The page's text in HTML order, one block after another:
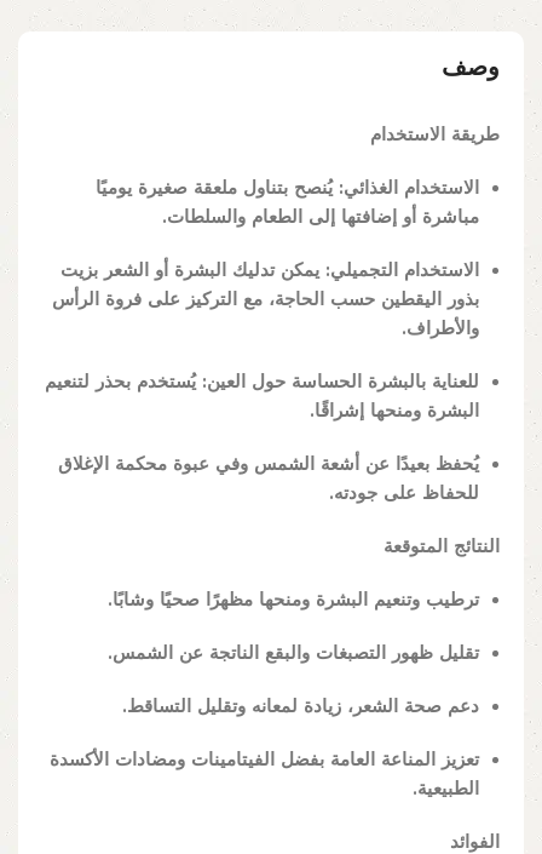
وصف
طريقة الاستخدام
الاستخدام الغذائي: يُنصح بتناول ملعقة صغيرة يوميًا
مباشرة أو إضافتها إلى الطعام والسلطات.
الاستخدام التجميلي: يمكن تدليك البشرة أو الشعر بزيت
بذور اليقطين حسب الحاجة، مع التركيز على فروة الرأس
والأطراف.
للعناية بالبشرة الحساسة حول العين: يُستخدم بحذر لتنعيم
البشرة ومنحها إشراقًا.
يُحفظ بعيدًا عن أشعة الشمس وفي عبوة محكمة الإغلاق
للحفاظ على جودته.
النتائج المتوقعة
ترطيب وتنعيم البشرة ومنحها مظهرًا صحيًا وشابًا.
تقليل ظهور التصبغات والبقع الناتجة عن الشمس.
دعم صحة الشعر، زيادة لمعانه وتقليل التساقط.
تعزيز المناعة العامة بفضل الفيتامينات ومضادات الأكسدة
الطبيعية.
الفوائد